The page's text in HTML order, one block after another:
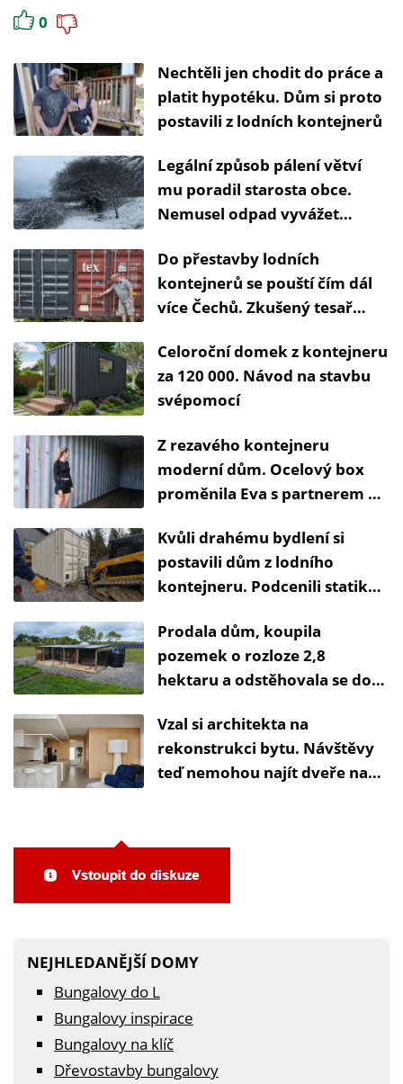
0
Nechtěli jen chodit do práce a
platit hypotéku. Dům si proto
postavili z lodních kontejnerů
Legální způsob pálení větví
mu poradil starosta obce.
Nemusel odpad vyvážet
Do přestavby lodních
kontejnerů se pouští čím dál
více Čechů. Zkušený tesař
konstrukce rozpadla
Celoroční domek z kontejneru
za 120 000. Návod na stavbu
svépomocí
Z rezavého kontejneru
moderní dům. Ocelový box
proměnila Eva s partnerem k
Kvůli drahému bydlení si
postavili dům z lodního
kontejneru. Podcenili statiku i
Prodala dům, koupila
pozemek o rozloze 2,8
hektaru a odstěhovala se do
vodu ani elektřinu
Vzal si architekta na
rekonstrukci bytu. Návštěvy
teď nemohou najít dveře na
NEJHLEDANĚJŠÍ DOMY
Bungalovy do L
Bungalovy inspirace
Bungalovy na klíč
Dřevostavby bungalovy